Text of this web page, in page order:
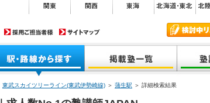
東武スカイツリーライン(東武伊勢崎線) ＞ 蒲生駅 ＞ 詳細検索結果